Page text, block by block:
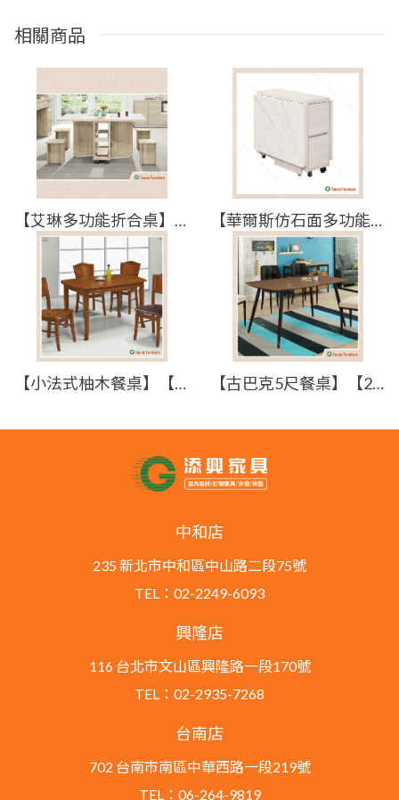
相關商品
【艾琳多功能折合桌】【2024-J875-3】【添興家具】 【華爾斯仿石面多功能折合桌】【2025-B1689-4】【添興家具】
【小法式柚木餐桌】【2026-E386-3】【添興家具】 【古巴克5尺餐桌】【2024-J868-2】【添興家具】
中和店
235 新北市中和區中山路二段75號
TEL：02-2249-6093
興隆店
116 台北市文山區興隆路一段170號
TEL：02-2935-7268
台南店
702 台南市南區中華西路一段219號
TEL：06-264-9819